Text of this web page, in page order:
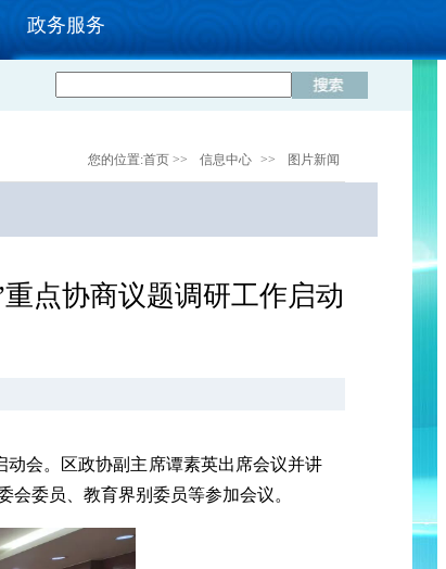
政务服务
您的位置:首页>> 信息中心 >> 图片新闻
点协商议题调研工作启动
会。区政协副主席谭素英出席会议并讲
委员、教育界别委员等参加会议。